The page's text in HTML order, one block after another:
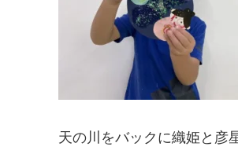
天の川をバックに織姫と彦